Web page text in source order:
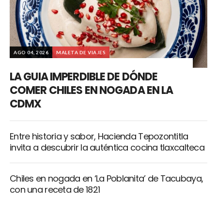
AGO 04, 2026 MALETA DE VIAJES
LA GUIA IMPERDIBLE DE DÓNDE
COMER CHILES EN NOGADA EN LA
CDMX
Entre historia y sabor, Hacienda Tepozontitla
invita a descubrir la auténtica cocina tlaxcalteca
Chiles en nogada en ‘La Poblanita’ de Tacubaya,
con una receta de 1821